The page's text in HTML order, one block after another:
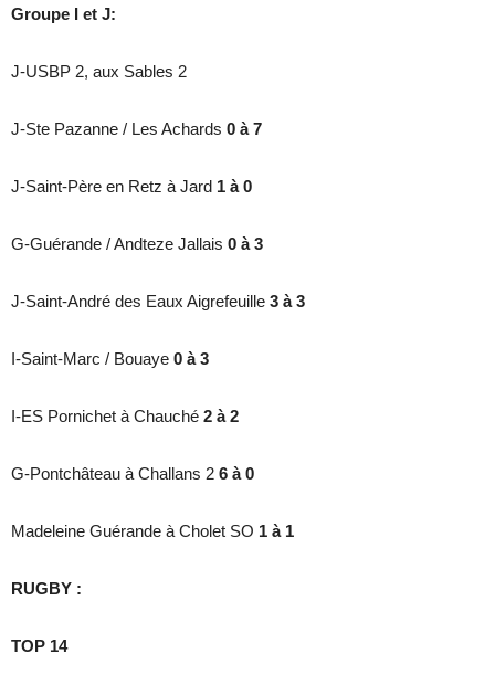
Groupe I et J:
J-USBP 2, aux Sables 2
J-Ste Pazanne / Les Achards 0 à 7
J-Saint-Père en Retz à Jard 1 à 0
G-Guérande / Andteze Jallais 0 à 3
J-Saint-André des Eaux Aigrefeuille 3 à 3
I-Saint-Marc / Bouaye 0 à 3
I-ES Pornichet à Chauché 2 à 2
G-Pontchâteau à Challans 2 6 à 0
Madeleine Guérande à Cholet SO 1 à 1
RUGBY :
TOP 14